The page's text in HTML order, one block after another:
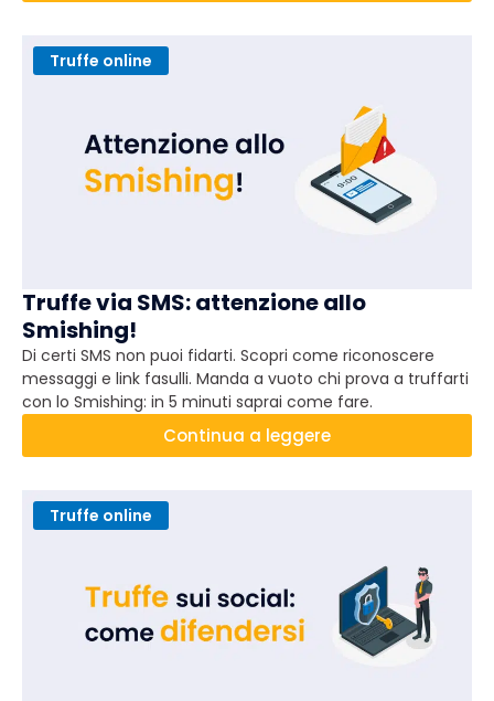
Truffe online
Truffe via SMS: attenzione allo
Smishing!
Di certi SMS non puoi fidarti. Scopri come riconoscere
messaggi e link fasulli. Manda a vuoto chi prova a truffarti
con lo Smishing: in 5 minuti saprai come fare.
Continua a leggere
Truffe online